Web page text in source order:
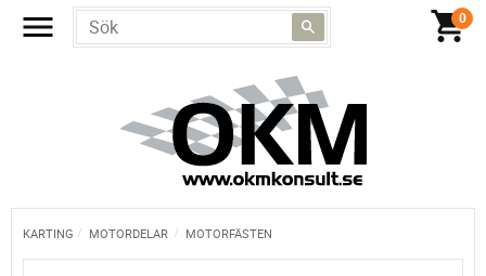
KARTING MOTORDELAR MOTORFÄSTEN